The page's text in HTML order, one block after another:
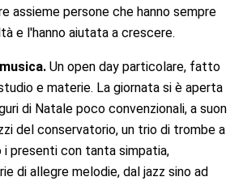
assieme persone che hanno sempre
e l'hanno aiutata a crescere.
musica. Un open day particolare, fatto
e materie. La giornata si è aperta
di Natale poco convenzionali, a suon
del conservatorio, un trio di trombe a
i presenti con tanta simpatia,
di allegre melodie, dal jazz sino ad